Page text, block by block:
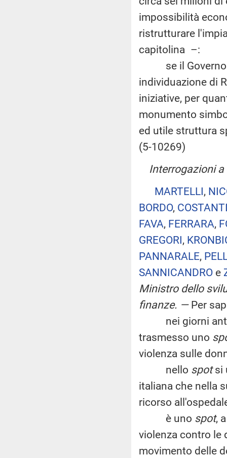
impossibilità
ristrutturare
capitolina –:
se il Governo
individuazione di
iniziative, per
monumento
ed utile struttura
(5-10269)
Interrogazioni
MARTELLI,
BORDO,
FAVA, FERRARA,
GREGORI,
PANNARALE,
SANNICANDRO e
Ministro dello
finanze. — Per
nei giorni
trasmesso uno
violenza sulle
nello spotsi
italiana che nella
ricorso
è uno spot,
violenza contro le
movimento delle